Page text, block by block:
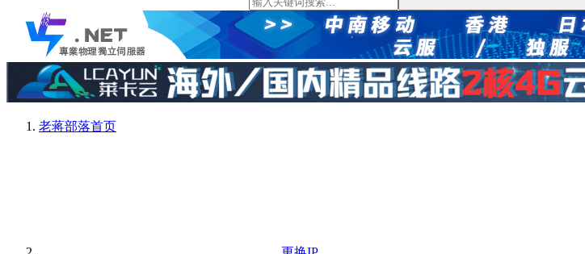
老蒋部落首页